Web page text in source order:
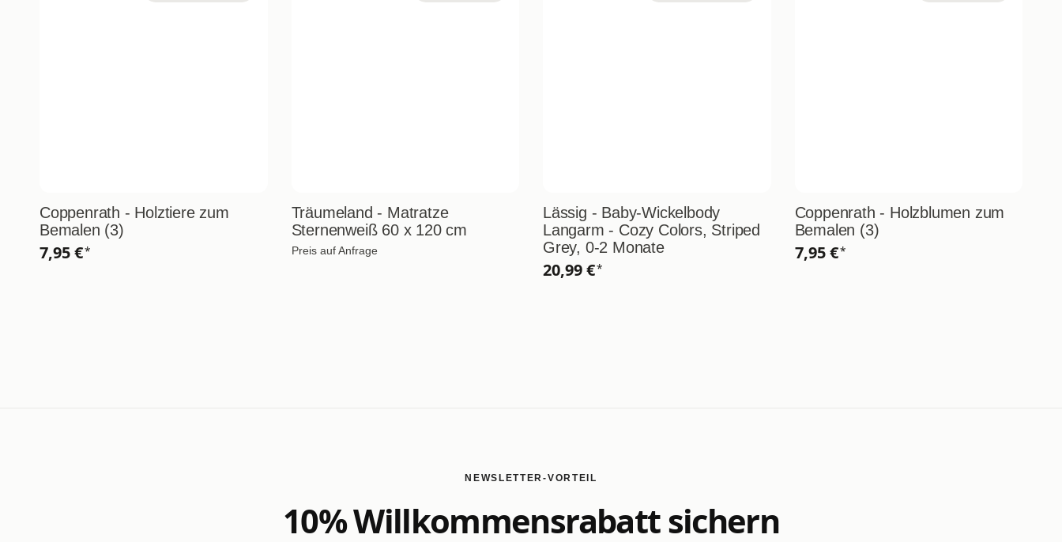
Coppenrath - Holztiere zum
Bemalen (3)
7,95 €*
Träumeland - Matratze
Sternenweiß 60 x 120 cm
Preis auf Anfrage
Lässig - Baby-Wickelbody
Langarm - Cozy Colors, Striped
Grey, 0-2 Monate
20,99 €*
Coppenrath - Holzblumen zum
Bemalen (3)
7,95 €*
NEWSLETTER-VORTEIL
10% Willkommensrabatt sichern